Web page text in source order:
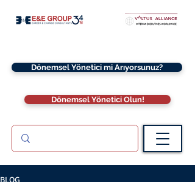
Dönemsel Yönetici mi Arıyorsunuz?
Dönemsel Yönetici Olun!